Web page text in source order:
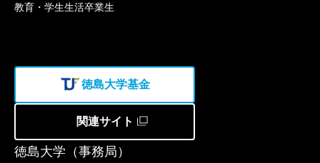
徳島大学（事務局）
教育・学生生活卒業生
徳島大学基金
関連サイト